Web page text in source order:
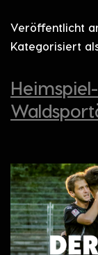
Veröffentlicht
Kategorisiert